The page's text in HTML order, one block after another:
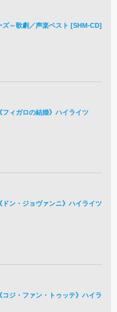
ズ～歌劇／声楽ベスト [SHM-CD]
ィガロの結婚》ハイライツ
ン・ジョヴァンニ》ハイライツ
ジ・ファン・トゥッテ》ハイラ